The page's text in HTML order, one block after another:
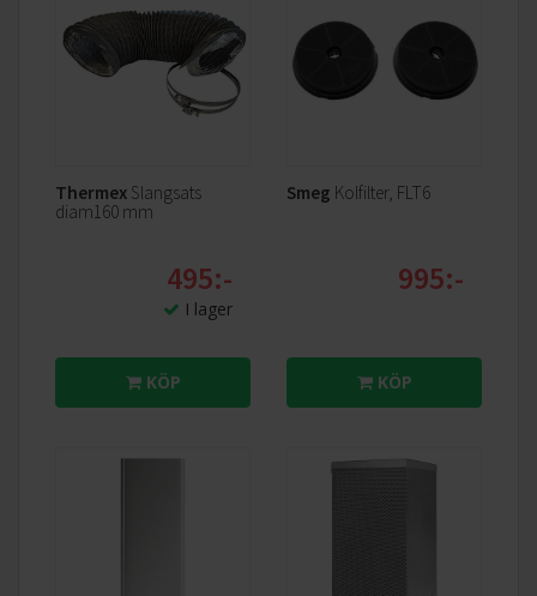
genomslagskraft.
Thermex Slangsats
diam160 mm
495:-
I lager
KÖP
Smeg Kolfilter, FLT6
995:-
KÖP